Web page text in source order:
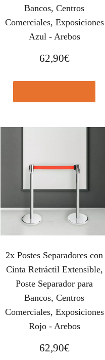
Bancos, Centros
Comerciales, Exposiciones
Azul - Arebos
62,90€
2x Postes Separadores con
Cinta Retráctil Extensible,
Poste Separador para
Bancos, Centros
Comerciales, Exposiciones
Rojo - Arebos
62,90€